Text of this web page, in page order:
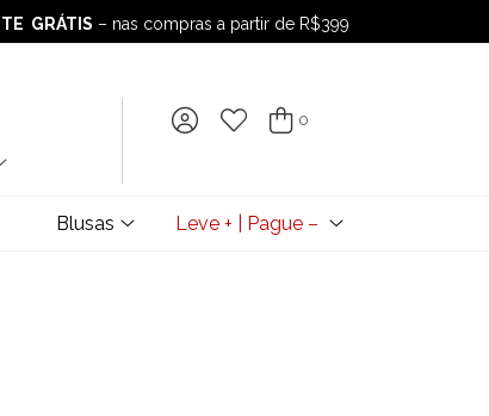
GRÁTIS – nas compras a partir de R$399
GRÁTIS– nas compras a partir de R$399
0
Blusas Leve + | Pague –